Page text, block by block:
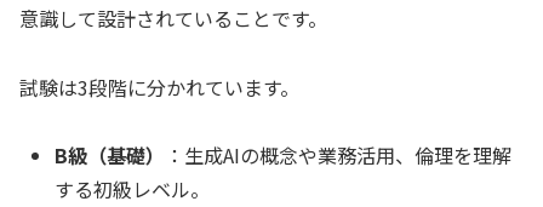
意識して設計されていることです。
試験は3段階に分かれています。
B級（基礎）
：生成AIの概念や業務活用、倫理を理解
する初級レベル。